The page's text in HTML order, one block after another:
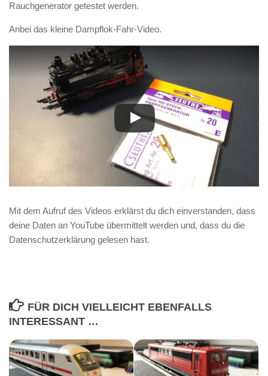
Rauchgenerator getestet werden.
Anbei das kleine Dampflok-Fahr-Video.
Mit dem Aufruf des Videos erklärst du dich einverstanden, dass
deine Daten an YouTube übermittelt werden und, dass du die
Datenschutzerklärung gelesen hast.
FÜR DICH VIELLEICHT EBENFALLS
INTERESSANT …